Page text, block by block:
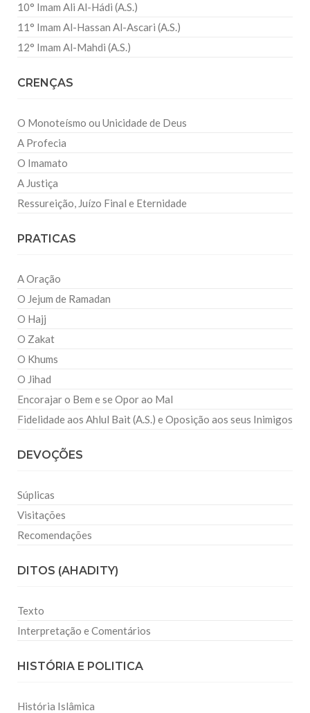
10° Imam Ali Al-Hádi (A.S.)
11° Imam Al-Hassan Al-Ascari (A.S.)
12° Imam Al-Mahdi (A.S.)
CRENÇAS
O Monoteísmo ou Unicidade de Deus
A Profecia
O Imamato
A Justiça
Ressureição, Juízo Final e Eternidade
PRATICAS
A Oração
O Jejum de Ramadan
O Hajj
O Zakat
O Khums
O Jihad
Encorajar o Bem e se Opor ao Mal
Fidelidade aos Ahlul Bait (A.S.) e Oposição aos seus Inimigos
DEVOÇÕES
Súplicas
Visitações
Recomendações
DITOS (AHADITY)
Texto
Interpretação e Comentários
HISTÓRIA E POLITICA
História Islâmica